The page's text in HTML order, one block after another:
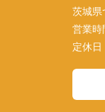
茨城県
営業時
定休日